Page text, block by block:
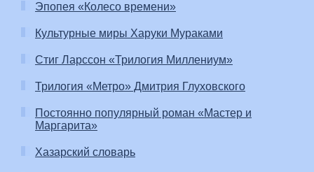
Эпопея «Колесо времени»
Культурные миры Харуки Мураками
Стиг Ларссон «Трилогия Миллениум»
Трилогия «Метро» Дмитрия Глуховского
Постоянно популярный роман «Мастер и
Маргарита»
Хазарский словарь